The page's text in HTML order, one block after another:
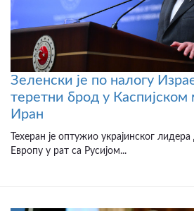
Зеленски је по налогу
теретни брод у Каспијском
Иран
Техеран је оптужио украјинског
Европу у рат са Русијом...